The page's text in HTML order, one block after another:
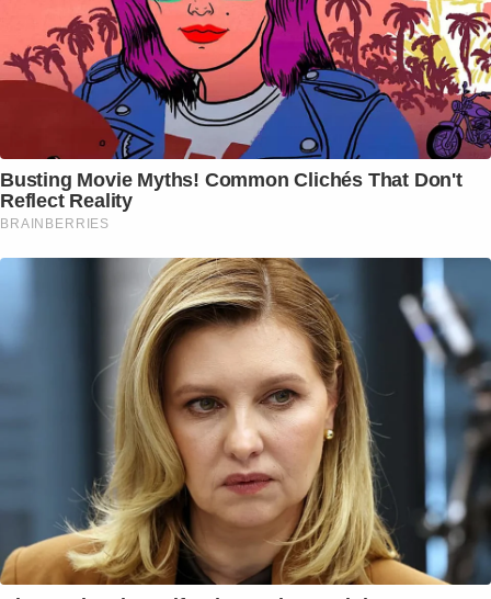
Busting Movie Myths! Common Clichés That Don't
Reflect Reality
BRAINBERRIES